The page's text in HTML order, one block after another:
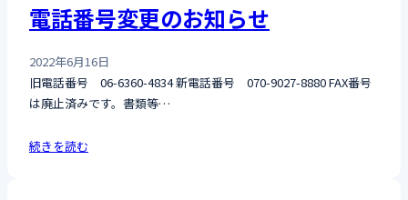
電話番号変更のお知らせ
2022年6月16日
旧電話番号 06-6360-4834 新電話番号 070-9027-8880 FAX番号
は廃止済みです。書類等…
続きを読む